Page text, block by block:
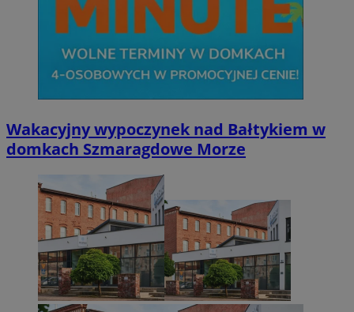
Wakacyjny wypoczynek nad Bałtykiem w
domkach Szmaragdowe Morze